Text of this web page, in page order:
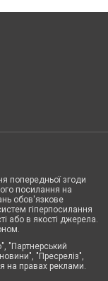
попередньої згоди
посилання на
обов'язкове
гіперпосилання
або в якості джерела.
"Партнерський
"Пресреліз",
на правах реклами.